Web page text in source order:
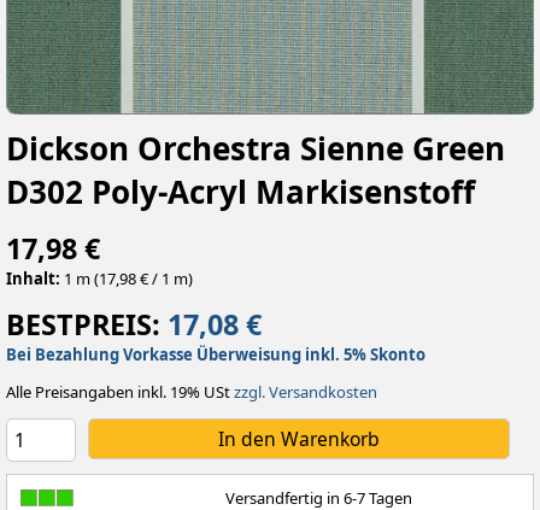
Dickson Orchestra Sienne Green
D302 Poly-Acryl Markisenstoff
17,98 €
Inhalt: 1 m (17,98 € / 1 m)
BESTPREIS: 17,08 €
Bei Bezahlung Vorkasse Überweisung inkl. 5% Skonto
Alle Preisangaben inkl. 19% UStzzgl. Versandkosten
Versandfertig in 6-7 Tagen